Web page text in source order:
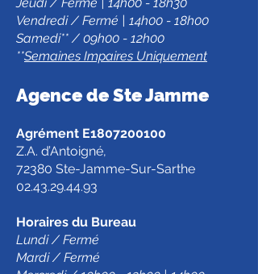
Vendredi / Fermé | 14h00 - 18h00
Samedi** / 09h00 - 12h00
**Semaines Impaires Uniquement
Agence de Ste Jamme
Agrément E1807200100
Z.A. d’Antoigné,
72380 Ste-Jamme-Sur-Sarthe
02.43.29.44.93
Horaires du Bureau
Lundi / Fermé
Mardi / Fermé